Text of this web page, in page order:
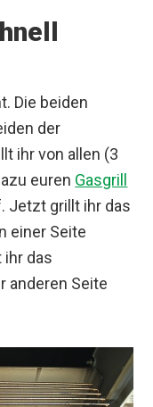
Die beiden
der
ihr von allen (3
euren Gasgrill
Jetzt grillt ihr das
einer Seite
das
anderen Seite